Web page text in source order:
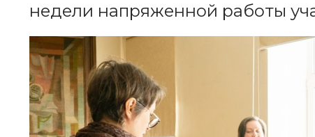
недели напряженной работы